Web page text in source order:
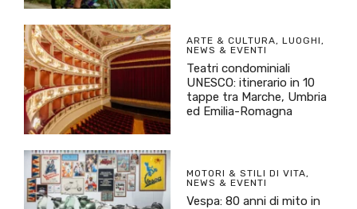
ARTE & CULTURA, LUOGHI,
NEWS & EVENTI
Teatri condominiali
UNESCO: itinerario in 10
tappe tra Marche, Umbria
ed Emilia-Romagna
MOTORI & STILI DI VITA,
NEWS & EVENTI
Vespa: 80 anni di mito in